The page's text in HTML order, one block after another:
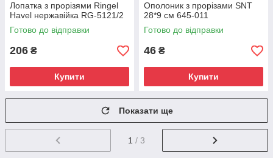
Лопатка з прорізями Ringel
Havel нержавійка RG-5121/2
Готово до відправки
206 ₴
Купити
Ополоник з прорізами SNT
28*9 см 645-011
Готово до відправки
46 ₴
Купити
Показати ще
1 / 3